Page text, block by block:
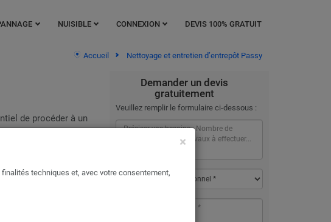
NUISIBLE CONNEXION DEVIS 100% GRATUIT
Accueil Nettoyage et entretien d’entrepôt Passy
de procéder à un
ponctuelle ou d’un
Demander un devis
gratuitement
Veuillez remplir le formulaire ci-dessous :
×
techniques et, avec votre consentement,